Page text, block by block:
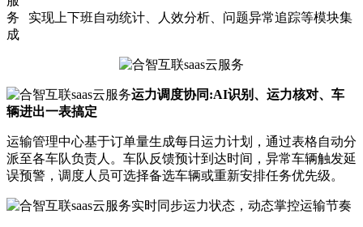
实现上下班自动统计、人效分析、问题异常追踪等模块集
成
运力调度协同:AI识别、运力核对、车
辆进出一表搞定
运输管理中心基于订单量生成每日运力计划，通过表格自动分
派至各车队负责人。车队反馈预计到达时间，异常车辆触发延
误预警，调度人员可选择备选车辆或重新安排任务优先级。
实时同步运力状态，动态掌控运输节奏